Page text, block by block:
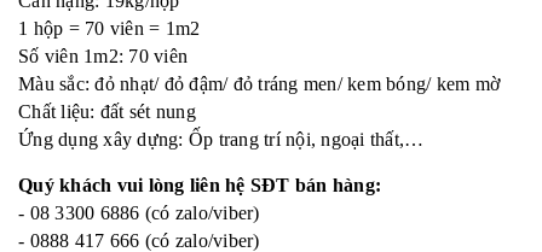
1 hộp = 70 viên = 1m2
Số viên 1m2: 70 viên
Màu sắc: đỏ nhạt/ đỏ đậm/ đỏ tráng men/ kem bóng/ kem mờ
Chất liệu: đất sét nung
Ứng dụng xây dựng: Ốp trang trí nội, ngoại thất,…
Quý khách vui lòng liên hệ SĐT bán hàng:
- 08 3300 6886 (có zalo/viber)
- 0888 417 666 (có zalo/viber)